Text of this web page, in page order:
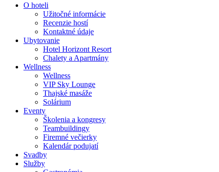
O hoteli
Užitočné informácie
Recenzie hostí
Kontaktné údaje
Ubytovanie
Hotel Horizont Resort
Chalety a Apartmány
Wellness
Wellness
VIP Sky Lounge
Thajské masáže
Solárium
Eventy
Školenia a kongresy
Teambuildingy
Firemné večierky
Kalendár podujatí
Svadby
Služby